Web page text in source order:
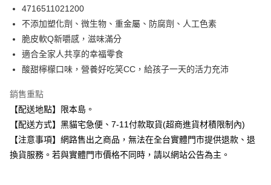
Apple Pay
街口支付
悠遊付
Google Pay
全盈+PAY
【大哥付你分期使用說明】
1.本服務由台灣大哥大提供，台灣大哥大用戶可立即使用無須另外申請。
ATM付款
4716511021200
不添加塑化劑、微生物、重金屬、防腐劑、人工色素
脆皮軟Q新嚼感，滋味滿分
適合全家人共享的幸福零食
酸甜檸檬口味，營養好吃笑CC，給孩子一天的活力充沛
銷售重點
【配送地點】限本島。
【配送方式】黑貓宅急便、7-11付款取貨(超商進貨材積限制內)
【注意事項】網路售出之商品，無法在全台實體門市提供退款、退
換貨服務。若與實體門市價格不同時，請以網站公告為主。